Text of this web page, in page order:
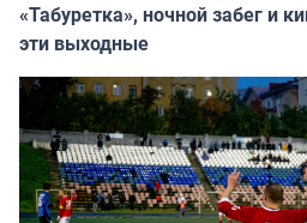
«Табуретка», ночной забег и
эти выходные